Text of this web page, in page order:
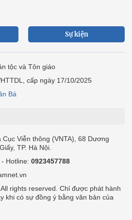
Sự kiện
tộc và Tôn giáo
cấp ngày 17/10/2025
Bá
Viễn thông (VNTA), 68 Dương
TP. Hà Nội.
- Hotline: 0923457788
rights reserved. Chỉ được phát hành
khi có sự đồng ý bằng văn bản của